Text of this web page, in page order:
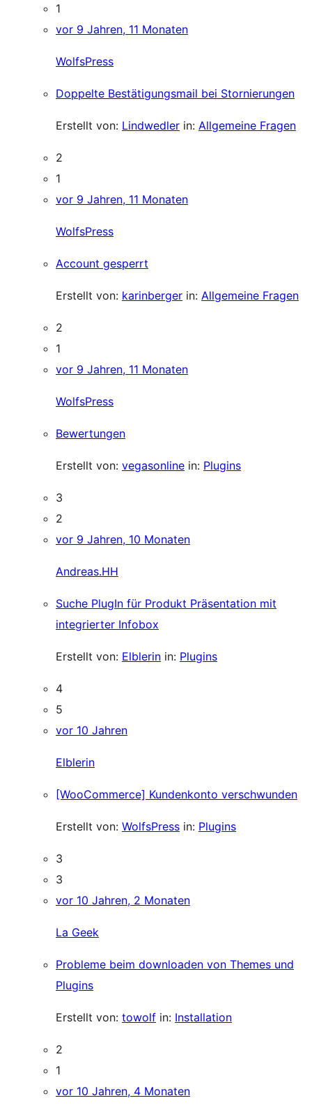
1
vor 9 Jahren, 11 Monaten
WolfsPress
Doppelte Bestätigungsmail bei Stornierungen
Erstellt von: Lindwedler in: Allgemeine Fragen
2
1
vor 9 Jahren, 11 Monaten
WolfsPress
Account gesperrt
Erstellt von: karinberger in: Allgemeine Fragen
2
1
vor 9 Jahren, 11 Monaten
WolfsPress
Bewertungen
Erstellt von: vegasonline in: Plugins
3
2
vor 9 Jahren, 10 Monaten
Andreas.HH
Suche PlugIn für Produkt Präsentation mit
integrierter Infobox
Erstellt von: Elblerin in: Plugins
4
5
vor 10 Jahren
Elblerin
[WooCommerce] Kundenkonto verschwunden
Erstellt von: WolfsPress in: Plugins
3
3
vor 10 Jahren, 2 Monaten
La Geek
Probleme beim downloaden von Themes und
Plugins
Erstellt von: towolf in: Installation
2
1
vor 10 Jahren, 4 Monaten